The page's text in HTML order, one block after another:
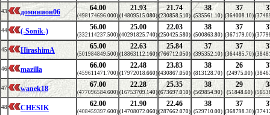
43 доминион06 64.00
(498174696.000)
21.93
(14809515.080)
21.74
(230858.510)
38
(535561.10)
37
(364008.10)
44 (-Sonik-) 56.00
(332114237.500)
25.00
(40291825.740)
22.03
(250425.580)
38
(500863.80)
37
(367179.00)
45 HirashimA 65.00
(501984849.500)
22.63
(18863112.160)
25.84
(766712.050)
37
(395352.10)
37
(364485.70)
46 mazilla 66.00
(459611471.700)
22.48
(17972018.660)
23.83
(430867.050)
38
(813128.70)
26
(24975.00)
47 wanek18 67.00
(477096584.600)
22.28
(16753709.140)
25.35
(673697.010)
38
(569854.90)
29
(51848.60)
48 CHESIK 62.00
(408459397.600)
21.90
(14708072.060)
22.46
(287662.070)
38
(529710.00)
37
(368798.30)